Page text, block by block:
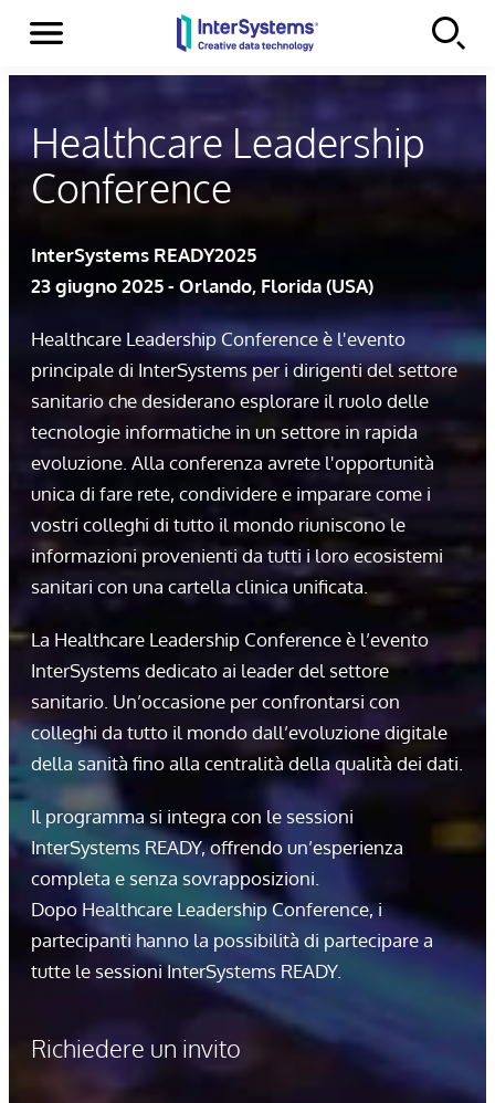
Skip to content
Menu
Healthcare Leadership
Conference
InterSystems READY2025
23 giugno 2025 - Orlando, Florida (USA)
Healthcare Leadership Conference è l'evento
principale di InterSystems per i dirigenti del settore
sanitario che desiderano esplorare il ruolo delle
tecnologie informatiche in un settore in rapida
evoluzione. Alla conferenza avrete l'opportunità
unica di fare rete, condividere e imparare come i
vostri colleghi di tutto il mondo riuniscono le
informazioni provenienti da tutti i loro ecosistemi
sanitari con una cartella clinica unificata.
La Healthcare Leadership Conference è l’evento
InterSystems dedicato ai leader del settore
sanitario. Un’occasione per confrontarsi con
colleghi da tutto il mondo dall’evoluzione digitale
della sanità fino alla centralità della qualità dei dati.
Il programma si integra con le sessioni
InterSystems READY, offrendo un’esperienza
completa e senza sovrapposizioni.
Dopo Healthcare Leadership Conference, i
partecipanti hanno la possibilità di partecipare a
tutte le sessioni InterSystems READY.
Richiedere un invito